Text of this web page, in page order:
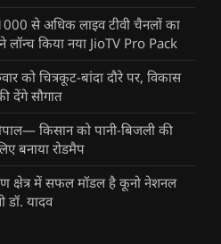
से अधिक लाइव टीवी चैनलों का
लॉन्च किया नया JioTV Pro Pack
को चित्रकूट-बांदा दौरे पर, विकास
देंगे सौगात
किसान को पानी-बिजली की
बनाया रोडमैप
क्षेत्र में सफल मॉडल है कूनो नेशनल
डॉ. यादव